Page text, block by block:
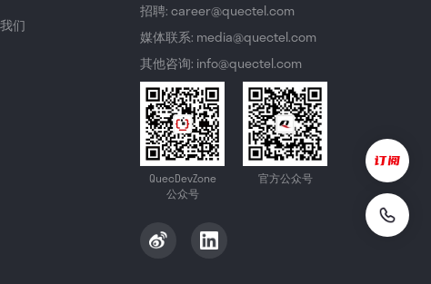
们
招聘: career@quectel.com
媒体联系: media@quectel.com
其他咨询: info@quectel.com
QuecDevZone
公众号
官方公众号